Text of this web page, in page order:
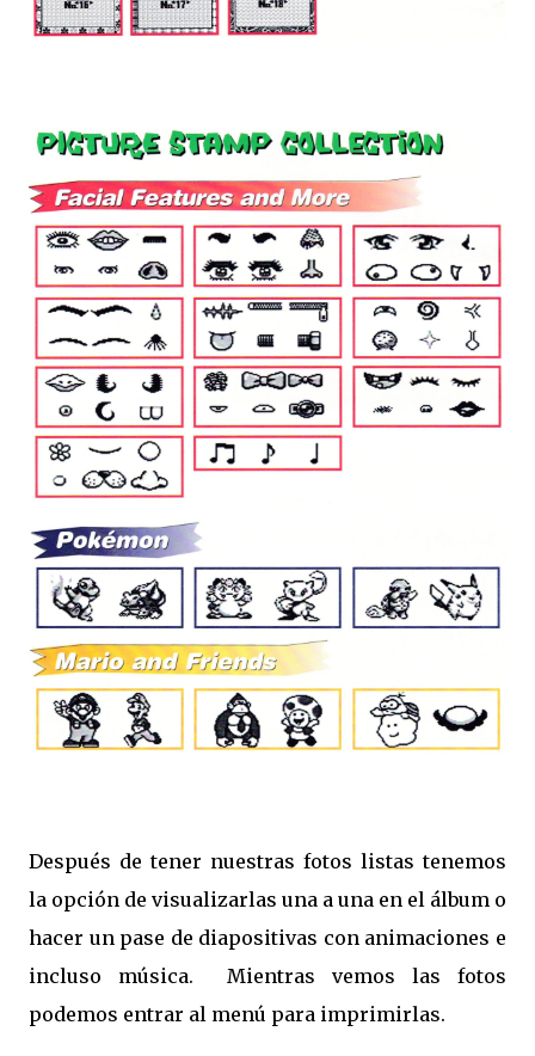
Después de tener nuestras fotos listas tenemos
la opción de visualizarlas una a una en el álbum o
hacer un pase de diapositivas con animaciones e
incluso música. Mientras vemos las fotos
podemos entrar al menú para imprimirlas.